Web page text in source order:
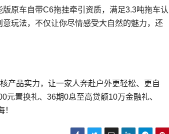
原车自带C6拖挂牵引资质，满足3.3吨拖车认
玩法，不仅让你尽情感受大自然的魅力，还
产品实力，让一家人奔赴户外更轻松、更自
置换礼、36期0息至高贷额10万金融礼、